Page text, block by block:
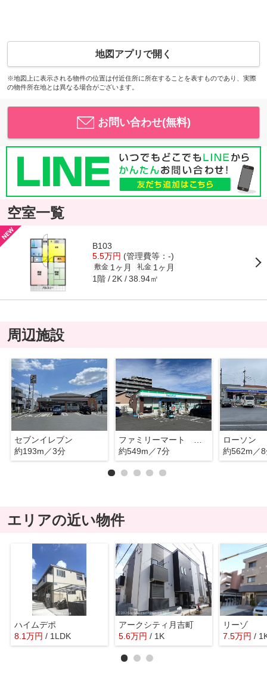
地図アプリで開く
※地図上に表示される物件の位置は付近住所に所在することを表すものであり、実際
の物件所在地とは異なる場合がございます。
お問い合わせ(無料)
空室一覧
B103
5.5万円 (管理費等：-)
敷金 1ヶ月 礼金 1ヶ月
1階 2K 38.94㎡
周辺施設
セブンイレブン
約193m／3分
約549m／7分
ローソン
約562m／
エリアの近い物件
ハイムデポ
8.1万円 / 1LDK
アークシティ月吉町
5.6万円 / 1K
リーゾ
7.5万円 /